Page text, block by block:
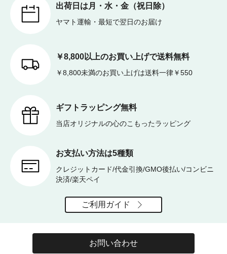
出荷日は月・水・金（祝日除）
ヤマト運輸・最短で翌日のお届け
￥8,800以上のお買い上げで送料無料
￥8,800未満のお買い上げは送料一律￥550
ギフトラッピング無料
当店オリジナルの心のこもったラッピング
お支払い方法は5種類
クレジットカード/代金引換/GMO後払い/コンビニ
決済/楽天ペイ
ご利用ガイド
お問い合わせ